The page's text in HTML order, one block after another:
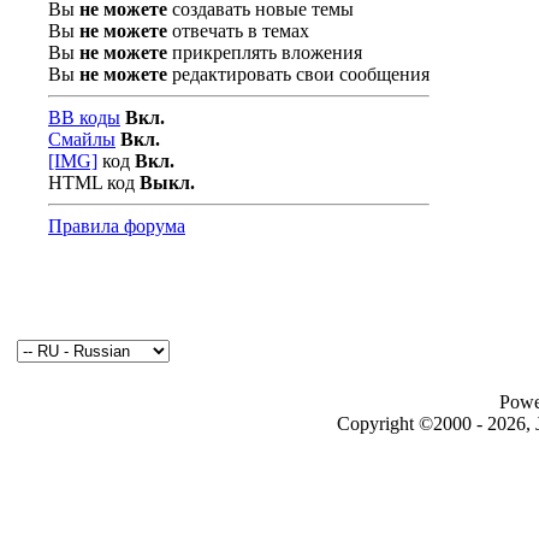
Вы не можете создавать новые темы
Вы не можете отвечать в темах
Вы не можете прикреплять вложения
Вы не можете редактировать свои сообщения
BB коды Вкл.
Смайлы Вкл.
[IMG] код Вкл.
HTML код Выкл.
Правила форума
Copyright ©2000 - 2026,